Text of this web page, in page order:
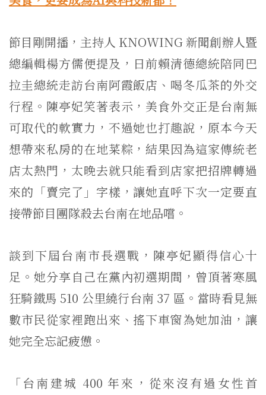
節目剛開播，主持人 KNOWING 新聞創辦人暨
總編輯楊方儒便提及，日前賴清德總統陪同巴
拉圭總統走訪台南阿霞飯店、喝冬瓜茶的外交
行程。陳亭妃笑著表示，美食外交正是台南無
可取代的軟實力，不過她也打趣說，原本今天
想帶來私房的在地菜粽，結果因為這家傳統老
店太熱門，太晚去就只能看到店家把招牌轉過
來的「賣完了」字樣，讓她直呼下次一定要直
接帶節目團隊殺去台南在地品嚐。
談到下屆台南市長選戰，陳亭妃顯得信心十
足。她分享自己在黨內初選期間，曾頂著寒風
狂騎鐵馬 510 公里繞行台南 37 區。當時看見無
數市民從家裡跑出來、搖下車窗為她加油，讓
她完全忘記疲憊。
「台南建城 400 年來，從來沒有過女性首